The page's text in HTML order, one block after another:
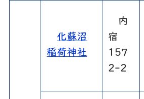
化蘇沼
稲荷神社
内
宿
157
2-2